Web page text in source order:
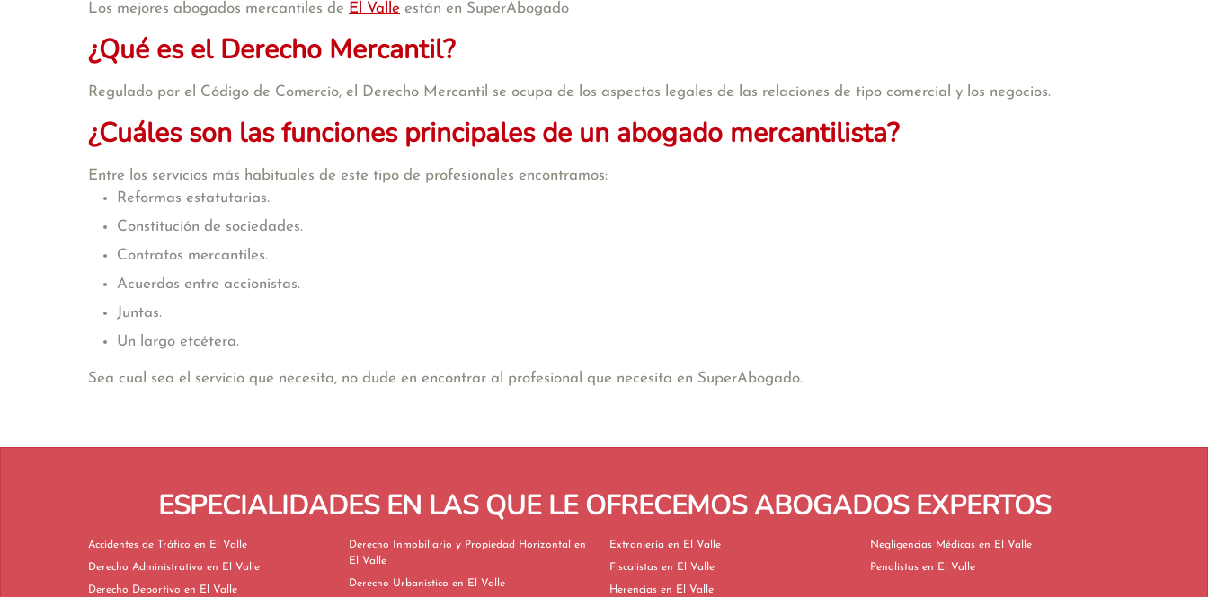
Los mejores abogados mercantiles de El Valle están en SuperAbogado
¿Qué es el Derecho Mercantil?
Regulado por el Código de Comercio, el Derecho Mercantil se ocupa de los aspectos legales de las relaciones de tipo comercial y los negocios.
¿Cuáles son las funciones principales de un abogado mercantilista?
Entre los servicios más habituales de este tipo de profesionales encontramos:
Reformas estatutarias.
Constitución de sociedades.
Contratos mercantiles.
Acuerdos entre accionistas.
Juntas.
Un largo etcétera.
Sea cual sea el servicio que necesita, no dude en encontrar al profesional que necesita en SuperAbogado.
ESPECIALIDADES EN LAS QUE LE OFRECEMOS ABOGADOS EXPERTOS
Accidentes de Tráfico en El Valle
Derecho Administrativo en El Valle
Derecho Deportivo en El Valle
Derecho Inmobiliario y Propiedad Horizontal en
El Valle
Derecho Urbanístico en El Valle
Extranjería en El Valle
Fiscalistas en El Valle
Herencias en El Valle
Negligencias Médicas en El Valle
Penalistas en El Valle